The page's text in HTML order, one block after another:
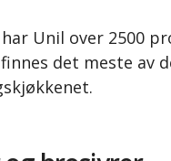
Unil over 2500
det meste av